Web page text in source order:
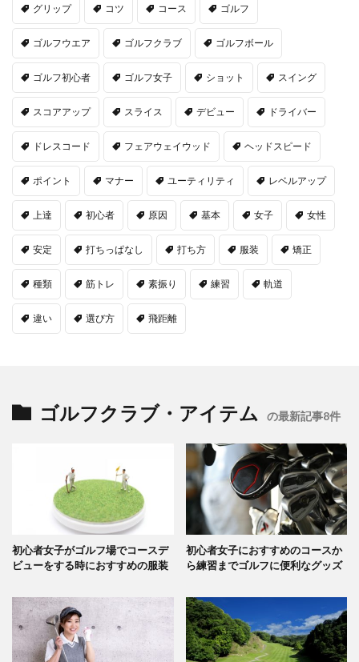
グリップ コツ コース ゴルフ
ゴルフウエア ゴルフクラブ ゴルフボール
ゴルフ初心者 ゴルフ女子 ショット スイング
スコアアップ スライス デビュー ドライバー
ドレスコード フェアウェイウッド ヘッドスピード
ポイント マナー ユーティリティ レベルアップ
上達 初心者 原因 基本 女子 女性
安定 打ちっぱなし 打ち方 服装 矯正
種類 筋トレ 素振り 練習 軌道
違い 選び方 飛距離
ゴルフクラブ・アイテム の最新記事8件
初心者女子がゴルフ場でコースデ
ビューをする時におすすめの服装
初心者女子におすすめのコースか
ら練習までゴルフに便利なグッズ